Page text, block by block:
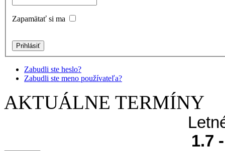
Zapamätať si ma
Zabudli ste heslo?
Zabudli ste meno používateľa?
AKTUÁLNE TERMÍNY
1.7